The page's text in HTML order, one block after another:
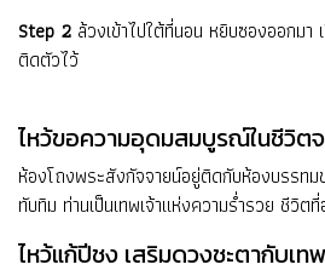
Step 2 ล้วงเข้าไปใต้ที่นอน หยิบซองออกมา
ติดตัวไว้
ไหว้ขอความอุดมสมบูรณ์ในชีวิต
ห้องโถงพระสังกัจจายน์อยู่ติดกับห้องบรรทม
ทับทิม ท่านเป็นเทพเจ้าแห่งความร่ำรวย ชีวิ
ไหว้แก้ปีชง เสริมดวงชะตากับเท